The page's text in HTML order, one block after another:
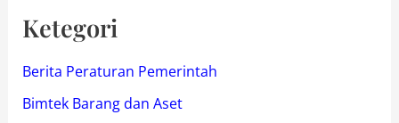
Ketegori
Berita Peraturan Pemerintah
Bimtek Barang dan Aset